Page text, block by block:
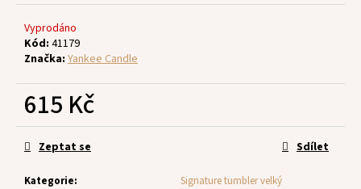
Vyprodáno
Kód: 41179
Značka: Yankee Candle
615 Kč
Měrná
cena:
Kategorie:
Signature tumbler velký
Zeptat se Sdílet